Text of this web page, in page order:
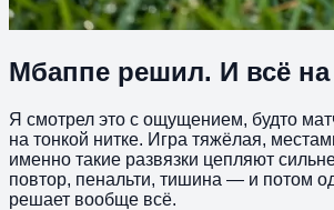
Мбаппе решил. И всё на
Я смотрел это с ощущением, будто
на тонкой нитке. Игра тяжёлая,
именно такие развязки цепляют
повтор, пенальти, тишина — и потом
решает вообще всё.